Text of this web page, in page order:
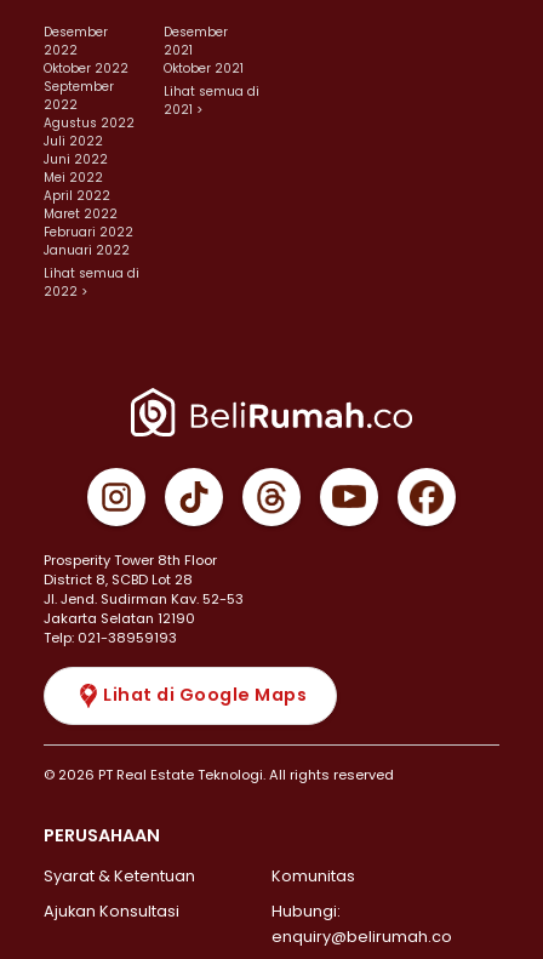
Desember
2022
Oktober 2022
September
2022
Agustus 2022
Juli 2022
Juni 2022
Mei 2022
April 2022
Maret 2022
Februari 2022
Januari 2022
Lihat semua di
2022 >
Desember
2021
Oktober 2021
Lihat semua di
2021 >
Prosperity Tower 8th Floor
District 8, SCBD Lot 28
JI. Jend. Sudirman Kav. 52-53
Jakarta Selatan 12190
Telp: 021-38959193
Lihat di Google Maps
© 2026 PT Real Estate Teknologi. All rights reserved
PERUSAHAAN
Syarat & Ketentuan
Komunitas
Ajukan Konsultasi
Hubungi:
enquiry@belirumah.co